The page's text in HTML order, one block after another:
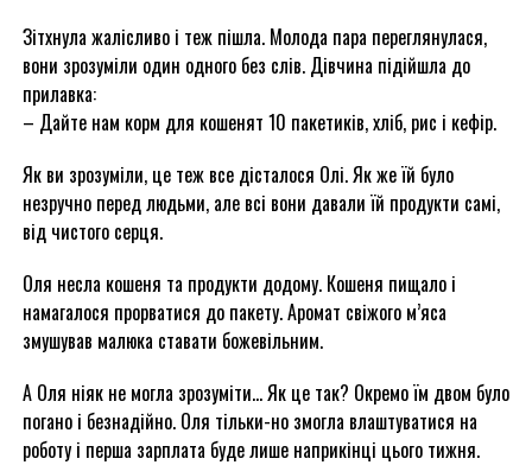
Зітхнула жалісливо і теж пішла. Молода пара переглянулася,
вони зрозуміли один одного без слів. Дівчина підійшла до
прилавка:
– Дайте нам корм для кошенят 10 пакетиків, хліб, рис і кефір.
Як ви зрозуміли, це теж все дісталося Олі. Як же їй було
незручно перед людьми, але всі вони давали їй продукти самі,
від чистого серця.
Оля несла кошеня та продукти додому. Кошеня пищало і
намагалося прорватися до пакету. Аромат свіжого м’яса
змушував малюка ставати божевільним.
А Оля ніяк не могла зрозуміти… Як це так? Окремо їм двом було
погано і безнадійно. Оля тільки-но змогла влаштуватися на
роботу і перша зарплата буде лише наприкінці цього тижня.